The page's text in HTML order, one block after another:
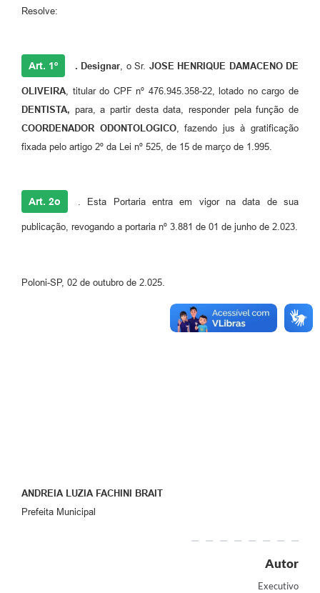
Legislação
Links
Serviços Online
Telefones Úteis
A Prefeitura
Jornal
Agenda
SIC
Resolve:
Art. 1º . Designar, o Sr. JOSE HENRIQUE DAMACENO DE
OLIVEIRA, titular do CPF nº 476.945.358-22, lotado no cargo de
DENTISTA, para, a partir desta data, responder pela função de
COORDENADOR ODONTOLOGICO, fazendo jus à gratificação
fixada pelo artigo 2º da Lei nº 525, de 15 de março de 1.995.
Art. 2o . Esta Portaria entra em vigor na data de sua
publicação, revogando a portaria nº 3.881 de 01 de junho de 2.023.
Poloni-SP, 02 de outubro de 2.025.
ANDREIA LUZIA FACHINI BRAIT
Prefeita Municipal
Autor
Executivo